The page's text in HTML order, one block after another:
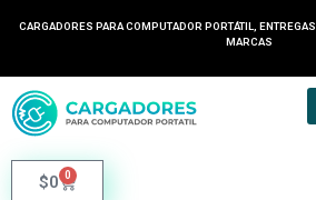
CARGADORES PARA COMPUTADOR PORTÁTIL, ENTREGAS
MARCAS
$0 0